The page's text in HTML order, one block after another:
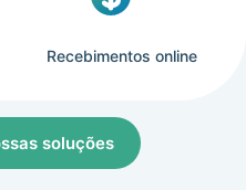
Recebimentos online
soluções